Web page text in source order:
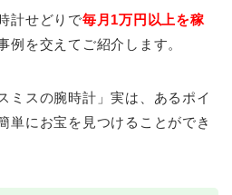
計せどりで毎月1万円以上を稼
例を交えてご紹介します。
ミスの腕時計」実は、あるポイ
単にお宝を見つけることができ